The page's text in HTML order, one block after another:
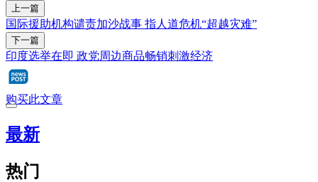
上一篇
国际援助机构谴责加沙战事 指人道危机“超越灾难”
下一篇
印度选举在即 政党周边商品畅销刺激经济
购买此文章
最新
热门